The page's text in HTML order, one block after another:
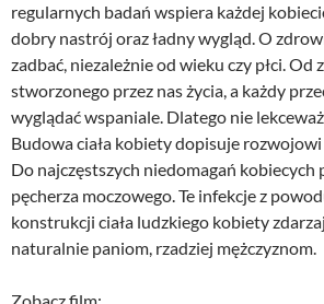
regularnych badań wspiera każdej
dobry nastrój oraz ładny wygląd. O
zadbać, niezależnie od wieku czy płci. Od
stworzonego przez nas życia, a każdy
wyglądać wspaniale. Dlatego nie
Budowa ciała kobiety dopisuje
Do najczęstszych niedomagań kobiecych
pęcherza moczowego. Te infekcje z
konstrukcji ciała ludzkiego kobiety
naturalnie paniom, rzadziej mężczyznom.